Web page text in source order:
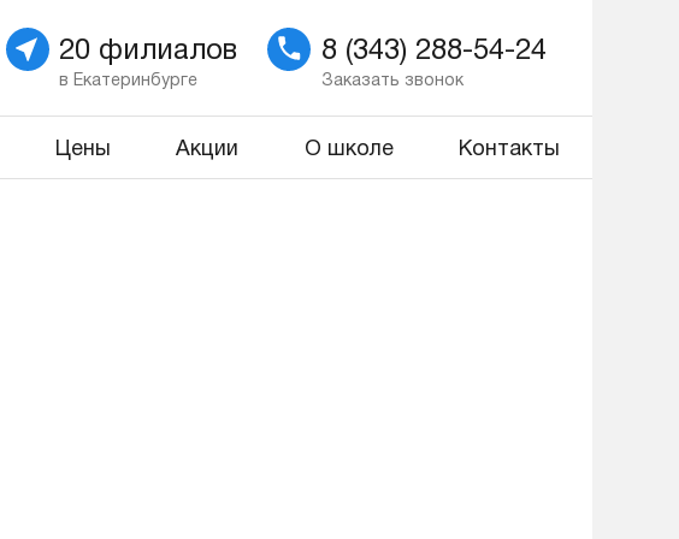
20 филиалов
в Екатеринбурге
8 (343) 288-54-24
Заказать звонок
Цены Акции О школе Контакты